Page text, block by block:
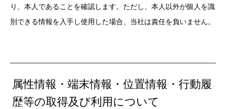
り、本人であることを確認します。ただし、本人以外が個人を識
別できる情報を入手し使用した場合、当社は責任を負いません。
属性情報・端末情報・位置情報・行動履
歴等の取得及び利用について